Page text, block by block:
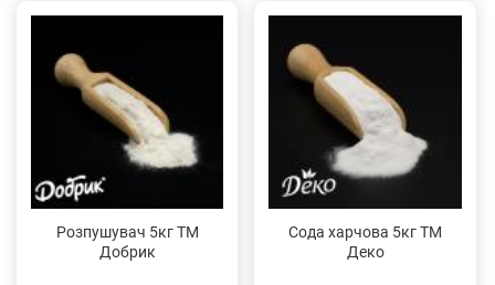
Розпушувач 5кг ТМ
Добрик
Сода харчова 5кг ТМ
Деко